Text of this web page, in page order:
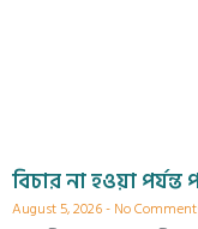
বিচার না হওয়া
August 5, 2026 No